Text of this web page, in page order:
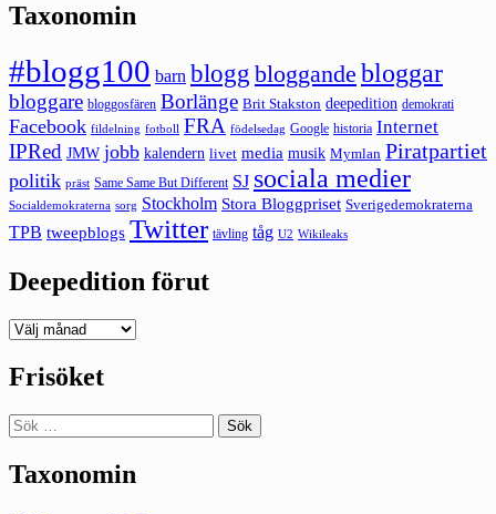
Taxonomin
#blogg100 barn blogg bloggande bloggar
bloggare bloggosfären Borlänge Brit Stakston deepedition demokrati
Facebook fildelning fotboll FRA födelsedag Google historia Internet
IPRed JMW jobb kalendern livet media musik Mymlan Piratpartiet
politik präst Same Same But Different SJ sociala medier
Socialdemokraterna sorg Stockholm Stora Bloggpriset Sverigedemokraterna
TPB tweepblogs Twitter tävling tåg U2 Wikileaks
Deepedition förut
Deepedition
Frisöket
Sök
efter:
Taxonomin